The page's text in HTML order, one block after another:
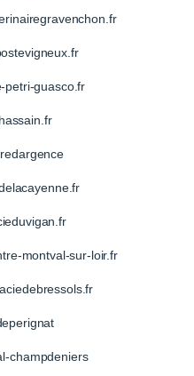
petri-guasco.fr
montval-sur-loir.fr
champdeniers